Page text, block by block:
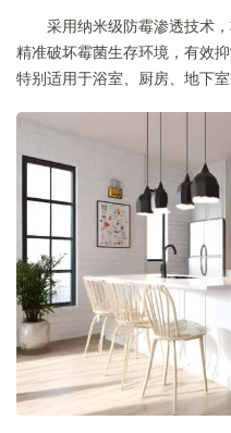
采用纳米级防霉渗透技术
精准破坏霉菌生存环境，有效
特别适用于浴室、厨房、地下